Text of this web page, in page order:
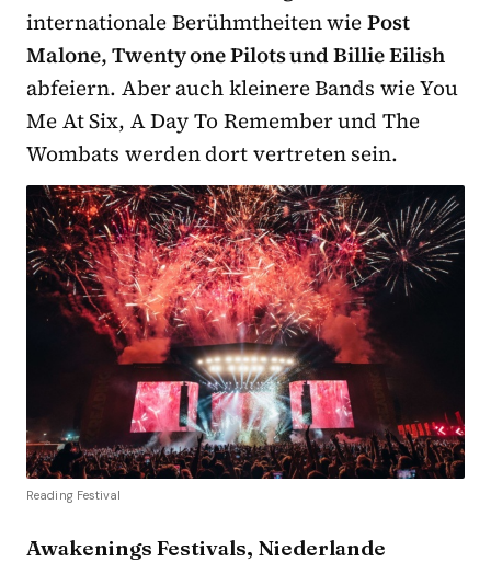
internationale Berühmtheiten wiePost
Malone, Twenty one Pilots und Billie Eilish
abfeiern. Aber auch kleinere Bands wie You
Me At Six, A Day To Remember und The
Wombats werden dort vertreten sein.
Reading Festival
Awakenings Festivals, Niederlande